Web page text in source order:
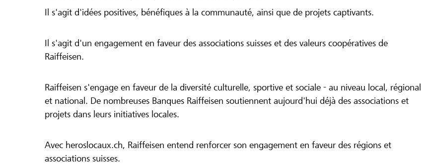
Il s'agit d'idées positives, bénéfiques à la communauté, ainsi que de projets captivants.
Il s'agit d'un engagement en faveur des associations suisses et des valeurs coopératives de
Raiffeisen.
Raiffeisen s'engage en faveur de la diversité culturelle, sportive et sociale - au niveau local, régional
et national. De nombreuses Banques Raiffeisen soutiennent aujourd'hui déjà des associations et
projets dans leurs initiatives locales.
Avec heroslocaux.ch, Raiffeisen entend renforcer son engagement en faveur des régions et
associations suisses.